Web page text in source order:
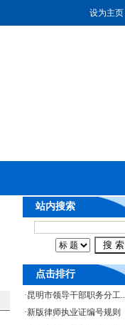
设为主页
站内搜索
点击排行
·昆明市领导干部职务分工..
·新版律师执业证编号规则